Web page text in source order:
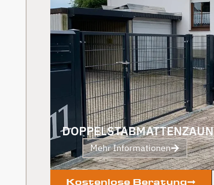
DOPPELSTABMATTENZAUN
Mehr Informationen
Kostenlose Beratung